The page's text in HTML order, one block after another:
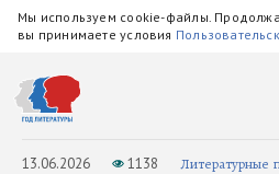
Мы используем cookie-файлы.
вы принимаете условия
13.06.2026 1138 Литературные